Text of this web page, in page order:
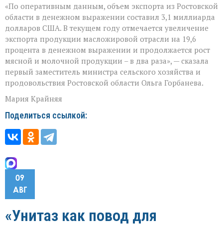
«По оперативным данным, объем экспорта из Ростовской
области в денежном выражении составил 3,1 миллиарда
долларов США. В текущем году отмечается увеличение
экспорта продукции масложировой отрасли на 19,6
процента в денежном выражении и продолжается рост
мясной и молочной продукции – в два раза», — сказала
первый заместитель министра сельского хозяйства и
продовольствия Ростовской области Ольга Горбанева.
Мария Крайняя
Поделиться ссылкой:
09
АВГ
«Унитаз как повод для